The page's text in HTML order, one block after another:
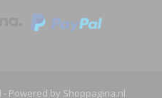
Powered by Shoppagina.nl